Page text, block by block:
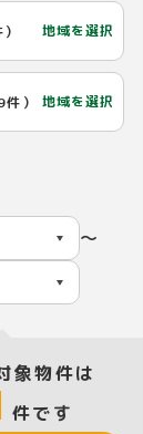
） 地域を選択
件 ） 地域を選択
〜
象物件は
件です